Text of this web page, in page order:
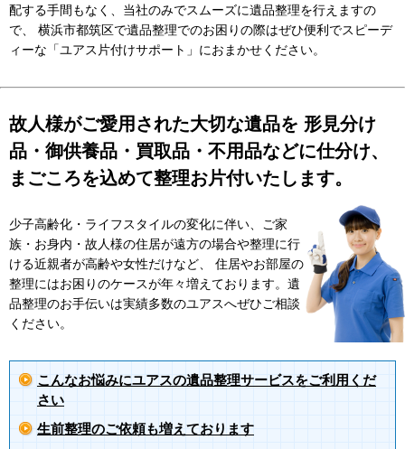
配する手間もなく、当社のみでスムーズに遺品整理を行えますの
で、 横浜市都筑区で遺品整理でのお困りの際はぜひ便利でスピーデ
ィーな「ユアス片付けサポート」におまかせください。
故人様がご愛用された大切な遺品を 形見分け
品・御供養品・買取品・不用品などに仕分け、
まごころを込めて整理お片付いたします。
少子高齢化・ライフスタイルの変化に伴い、ご家
族・お身内・故人様の住居が遠方の場合や整理に行
ける近親者が高齢や女性だけなど、 住居やお部屋の
整理にはお困りのケースが年々増えております。遺
品整理のお手伝いは実績多数のユアスへぜひご相談
ください。
こんなお悩みにユアスの遺品整理サービスをご利用くだ
さい
生前整理のご依頼も増えております